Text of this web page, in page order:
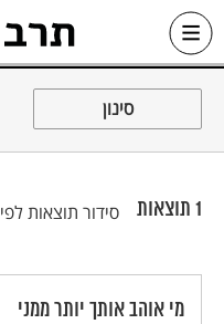
Skip
כל האתר
סינון
1 תוצאות סידור תוצאות לפי
מי אוהב אותך יותר ממני